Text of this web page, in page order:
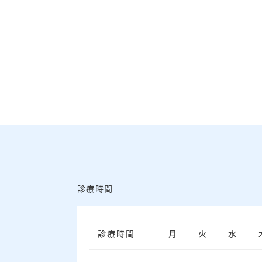
診療時間
診療時間 月 火 水